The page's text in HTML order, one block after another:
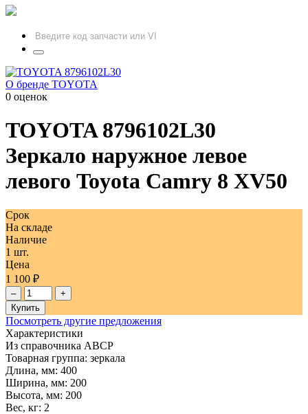
О бренде TOYOTA
0 оценок
TOYOTA8796102L30
Зеркало наружное левое
левого Toyota Camry 8 XV50
Срок
На складе
Наличие
1 шт.
Цена
1 100 ₽
–
+
Купить
Посмотреть другие предложения
Характеристики
Из справочника ABCP
Товарная группа: зеркала
Длина, мм: 400
Ширина, мм: 200
Высота, мм: 200
Вес, кг: 2